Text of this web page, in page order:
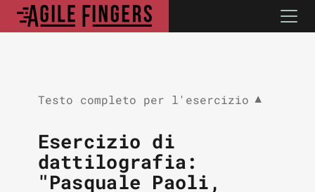
Testo completo per l'esercizio ▼
Esercizio di
dattilografia:
"Pasquale Paoli,